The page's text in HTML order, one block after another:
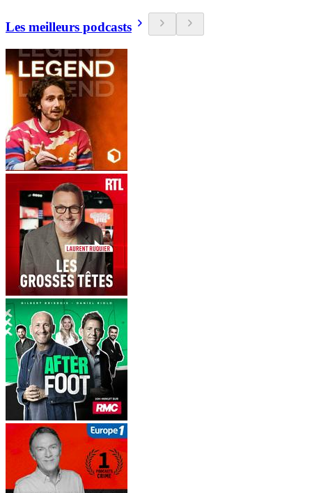
Les meilleurs podcasts